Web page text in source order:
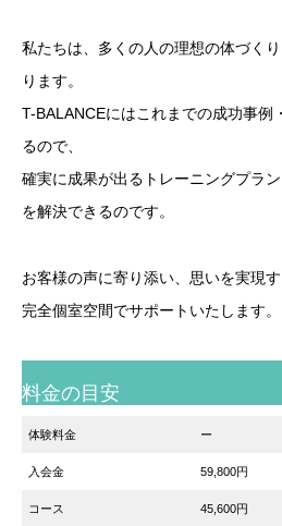
私たちは、多くの人の理想の体づく
ります。
T-BALANCEにはこれまでの成功事例
るので、
確実に成果が出るトレーニングプラ
を解決できるのです。
お客様の声に寄り添い、思いを実現す
完全個室空間でサポートいたします。
料金の目安
体験料金 ー
入会金 59,800円
コース 45,600円